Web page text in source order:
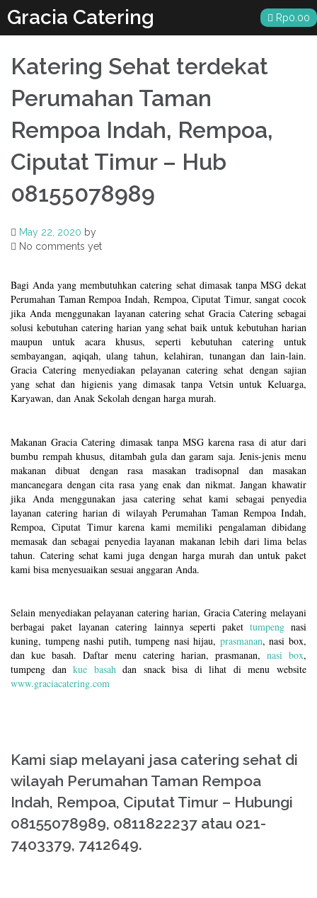
to
content
Gracia Catering Rp0.00
Katering Sehat terdekat
Perumahan Taman
Rempoa Indah, Rempoa,
Ciputat Timur – Hub
08155078989
May 22, 2020 by
No comments yet
Bagi Anda yang membutuhkan catering sehat dimasak tanpa MSG dekat
Perumahan Taman Rempoa Indah, Rempoa, Ciputat Timur, sangat cocok
jika Anda menggunakan layanan catering sehat Gracia Catering sebagai
solusi kebutuhan catering harian yang sehat baik untuk kebutuhan harian
maupun untuk acara khusus, seperti kebutuhan catering untuk
sembayangan, aqiqah, ulang tahun, kelahiran, tunangan dan lain-lain.
Gracia Catering menyediakan pelayanan catering sehat dengan sajian
yang sehat dan higienis yang dimasak tanpa Vetsin untuk Keluarga,
Karyawan, dan Anak Sekolah dengan harga murah.
Makanan Gracia Catering dimasak tanpa MSG karena rasa di atur dari
bumbu rempah khusus, ditambah gula dan garam saja. Jenis-jenis menu
makanan dibuat dengan rasa masakan tradisopnal dan masakan
mancanegara dengan cita rasa yang enak dan nikmat. Jangan khawatir
jika Anda menggunakan jasa catering sehat kami sebagai penyedia
layanan catering harian di wilayah Perumahan Taman Rempoa Indah,
Rempoa, Ciputat Timur karena kami memiliki pengalaman dibidang
memasak dan sebagai penyedia layanan makanan lebih dari lima belas
tahun. Catering sehat kami juga dengan harga murah dan untuk paket
kami bisa menyesuaikan sesuai anggaran Anda.
Selain menyediakan pelayanan catering harian, Gracia Catering melayani
berbagai paket layanan catering lainnya seperti paket tumpengnasi
kuning, tumpeng nashi putih, tumpeng nasi hijau, prasmanan, nasi box,
dan kue basah. Daftar menu catering harian, prasmanan, nasi box,
tumpeng dankue basahdan snack bisa di lihat di menu website
www.graciacatering.com
Kami siap melayani jasa catering sehat di
wilayah Perumahan Taman Rempoa
Indah, Rempoa, Ciputat Timur – Hubungi
08155078989, 0811822237 atau 021-
7403379, 7412649.